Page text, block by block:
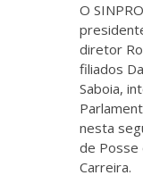
O
diretor
filiados
Saboia,
nesta
de Posse
Carreira.